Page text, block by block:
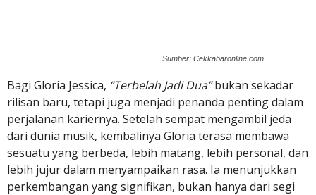
Sumber: Cekkabaronline.com
Bagi Gloria Jessica, “Terbelah Jadi Dua”bukan sekadar
rilisan baru, tetapi juga menjadi penanda penting dalam
perjalanan kariernya. Setelah sempat mengambil jeda
dari dunia musik, kembalinya Gloria terasa membawa
sesuatu yang berbeda, lebih matang, lebih personal, dan
lebih jujur dalam menyampaikan rasa. Ia menunjukkan
perkembangan yang signifikan, bukan hanya dari segi